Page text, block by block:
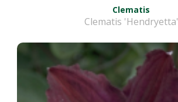
Clematis
Clematis 'Hendryetta'